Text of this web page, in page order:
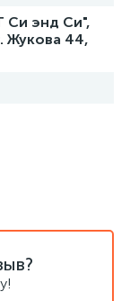
энд Си",
Жукова 44,